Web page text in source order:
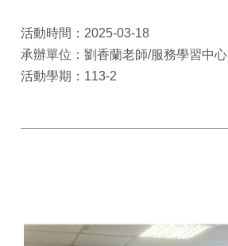
活動時間：2025-03-18
承辦單位：劉香蘭老師/服務學習中心
活動學期：113-2